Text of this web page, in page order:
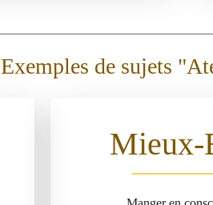
Exemples de sujets
Mieux-